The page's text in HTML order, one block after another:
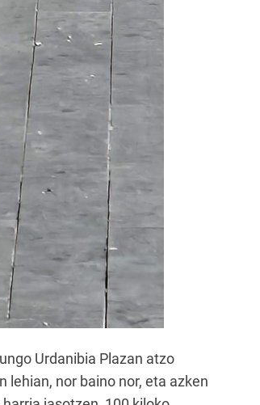
Urdanibia Plazan atzo
lehian, nor baino nor, eta azken